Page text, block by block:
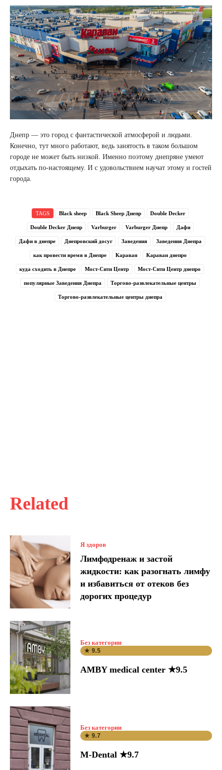
Related
Я здоров
Лимфодренаж и застой
жидкости: как разогнать лимфу
и избавиться от отеков без
дорогих процедур
Без категории
★ 9.5
AMBY medical center ★9.5
Без категории
★ 9.7
M-Dental ★9.7
Днепр — это город с фантастической атмосферой и людьми.
Конечно, тут много работают, ведь занятость в таком большом
городе не может быть низкой. Именно поэтому днепряне умеют
отдыхать по-настоящему. И с удовольствием научат этому и гостей
города.
TAGS Black sheep Black Sheep Днепр Double Decker
Double Decker Днепр Varburger Varburger Днепр Дафи
Дафи в днепре Днепровский досуг Заведения Заведения Днепра
как провести время в Днепре Караван Караван днепро
куда сходить в Днепре Мост-Сити Центр Мост-Сити Центр днепро
популярные Заведения Днепра Торгово-развлекательные центры
Торгово-развлекательные центры днепра